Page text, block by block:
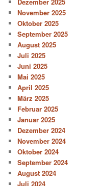
November 2025
Oktober 2025
September 2025
August 2025
Juli 2025
Juni 2025
Mai 2025
April 2025
März 2025
Februar 2025
Januar 2025
Dezember 2024
November 2024
Oktober 2024
September 2024
August 2024
Juli 2024